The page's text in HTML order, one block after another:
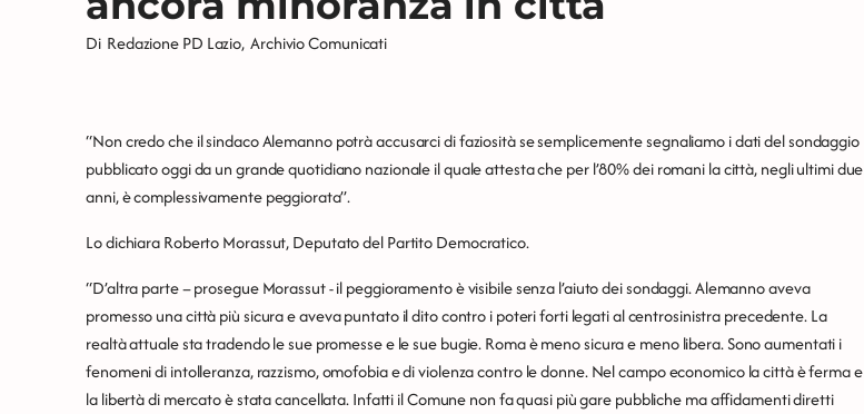
Di Redazione PD Lazio, Archivio Comunicati
“Non credo che il sindaco Alemanno potrà accusarci di faziosità se semplicemente segnaliamo i dati del sondaggio
pubblicato oggi da un grande quotidiano nazionale il quale attesta che per l’80% dei romani la città, negli ultimi due
anni, è complessivamente peggiorata”.
Lo dichiara Roberto Morassut, Deputato del Partito Democratico.
“D’altra parte – prosegue Morassut - il peggioramento è visibile senza l’aiuto dei sondaggi. Alemanno aveva
promesso una città più sicura e aveva puntato il dito contro i poteri forti legati al centrosinistra precedente. La
realtà attuale sta tradendo le sue promesse e le sue bugie. Roma è meno sicura e meno libera. Sono aumentati i
fenomeni di intolleranza, razzismo, omofobia e di violenza contro le donne. Nel campo economico la città è ferma e
la libertà di mercato è stata cancellata. Infatti il Comune non fa quasi più gare pubbliche ma affidamenti diretti